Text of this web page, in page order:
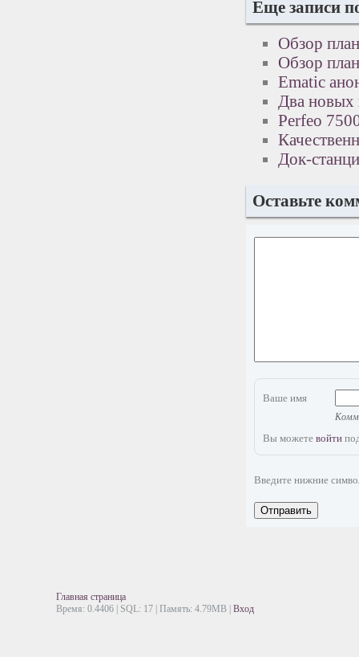
Еще записи
Обзор
Обзор
Ematic
Два новых
Perfeo
Док-
Оставьте
Ваше имя
Вы можете войти
Введите нижние
Отправить
Главная страница
Время: 0.4406 | SQL: 17 | Память: 4.79MB Вход